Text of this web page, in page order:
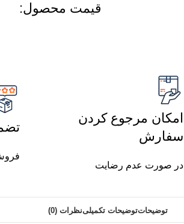
قیمت محصول:​
امکان مرجوع کردن
سفارش
در صورت عدم رضایت
توضیحاتتوضیحات تکمیلینظرات (0)